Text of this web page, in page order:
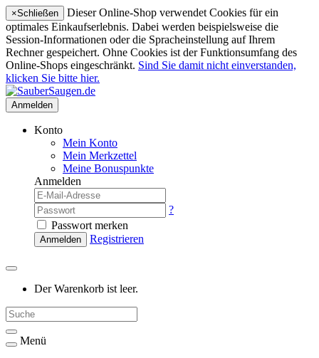
×Schließen
Dieser Online-Shop verwendet Cookies für ein
optimales Einkaufserlebnis. Dabei werden beispielsweise die
Session-Informationen oder die Spracheinstellung auf Ihrem
Rechner gespeichert. Ohne Cookies ist der Funktionsumfang des
Online-Shops eingeschränkt. Sind Sie damit nicht einverstanden,
klicken Sie bitte hier.
Anmelden
Konto
Mein Konto
Mein Merkzettel
Meine Bonuspunkte
Anmelden
?
Passwort merken
Anmelden Registrieren
Der Warenkorb ist leer.
Menü